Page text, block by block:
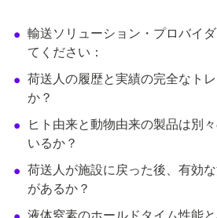
輸送ソリューション・プロバイ
てください：
荷送人の履歴と実績の完全なト
か？
ヒト由来と動物由来の製品は別
いるか？
荷送人が施設に戻った後、有効
があるか？